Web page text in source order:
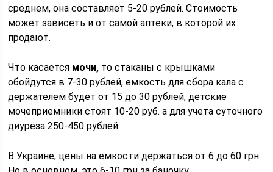
среднем, она составляет 5-20 рублей. Стоимость
может зависеть и от самой аптеки, в которой их
продают.
Что касается мочи, то стаканы с крышками
обойдутся в 7-30 рублей, емкость для сбора кала с
держателем будет от 15 до 30 рублей, детские
мочеприемники стоят 10-20 руб. а для учета суточного
диуреза 250-450 рублей.
В Украине, цены на емкости держаться от 6 до 60 грн.